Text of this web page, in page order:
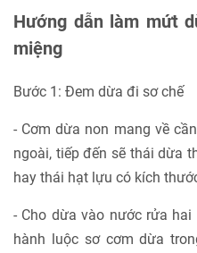
Hướng dẫn làm mứt
miệng
Bước 1: Đem dừa đi sơ chế
- Cơm dừa non mang về
ngoài, tiếp đến sẽ thái dừa
hay thái hạt lựu có kích
- Cho dừa vào nước rửa
hành luộc sơ cơm dừa